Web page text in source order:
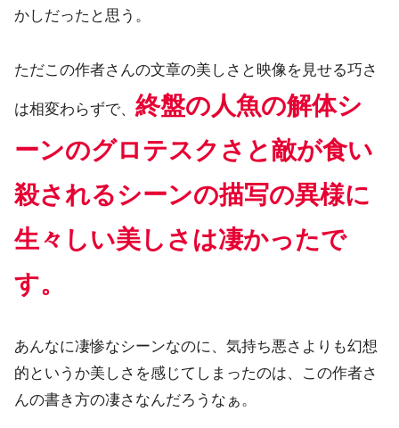
かしだったと思う。
ただこの作者さんの文章の美しさと映像を見せる巧さ
は相変わらずで、 終盤の人魚の解体シ
ーンのグロテスクさと敵が食い
殺されるシーンの描写の異様に
生々しい美しさは凄かったで
す。
あんなに凄惨なシーンなのに、気持ち悪さよりも幻想
的というか美しさを感じてしまったのは、この作者さ
んの書き方の凄さなんだろうなぁ。